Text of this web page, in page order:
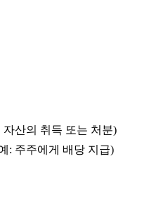
산의 취득 또는 처분)
: 주주에게 배당 지급)